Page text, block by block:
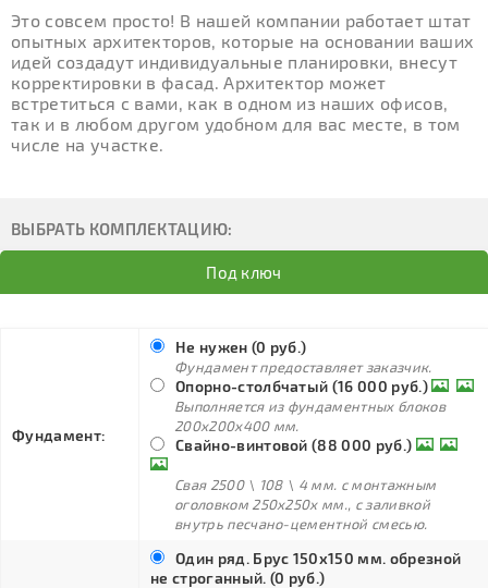
Это совсем просто! В нашей компании работает штат
опытных архитекторов, которые на основании ваших
идей создадут индивидуальные планировки, внесут
корректировки в фасад. Архитектор может
встретиться с вами, как в одном из наших офисов,
так и в любом другом удобном для вас месте, в том
числе на участке.
ВЫБРАТЬ КОМПЛЕКТАЦИЮ:
Под ключ
Фундамент:
Не нужен (0 руб.)
Фундамент предоставляет заказчик.
Опорно-столбчатый (16 000 руб.)
Выполняется из фундаментных блоков
200х200х400 мм.
Свайно-винтовой (88 000 руб.)
Свая 2500 \ 108 \ 4 мм. с монтажным
оголовком 250х250х мм., с заливкой
внутрь песчано-цементной смесью.
Один ряд. Брус 150х150 мм. обрезной
не строганный. (0 руб.)